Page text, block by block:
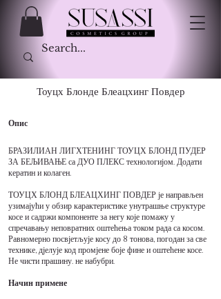
Тоуцх Блонде Блеацхинг Повдер
Опис
БРАЗИЛИАН ЛИГХТЕНИНГ ТОУЦХ БЛОНД ПУДЕР
ЗА БЕЉИВАЊЕ са ДУО ПЛЕКС технологијом. Додати
кератин и колаген.
ТОУЦХ БЛОНД БЛЕАЦХИНГ ПОВДЕР је направљен
узимајући у обзир карактеристике унутрашње структуре
косе и садржи компоненте за негу које помажу у
спречавању неповратних оштећења током рада са косом.
Равномерно посвјетљује косу до 8 тонова, погодан за све
технике, дјелује код промјене боје фине и оштећене косе.
Не чисти прашину. не набубри.
Начин примене